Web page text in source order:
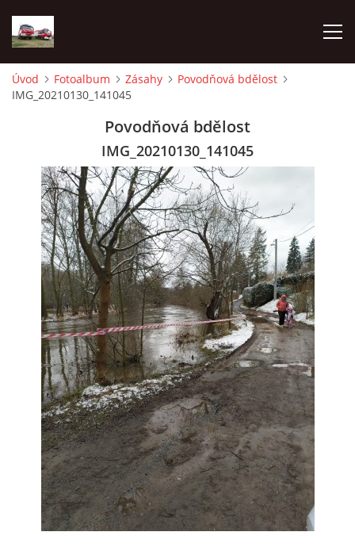
TECHNIKA
VÝCVIK JPO
ZÁSAHY
PREVENCE
SYMBOLY
INFORMACE
Úvod Fotoalbum Zásahy
Povodňová bdělost
IMG_20210130_141045
Povodňová bdělost
IMG_20210130_141045